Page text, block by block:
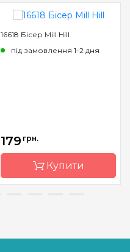
16618 Бісер Mill Hill
під замовлення 1-2 дня
179 грн.
Купити
Країна
США